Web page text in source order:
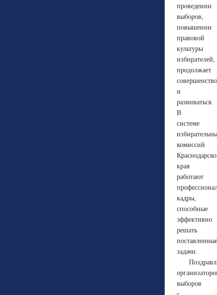
проведении
выборов,
повышении
правовой
культуры
избирателей,
продолжает
и
развиваться.
В
системе
комиссий
края
работают
кадры,
способные
эффективно
решать
поставленные
задачи.
выборов